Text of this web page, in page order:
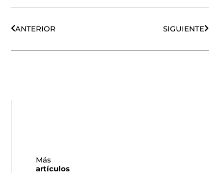
ANTERIOR
SIGUIENTE
Más
artículos